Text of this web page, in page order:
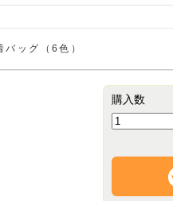
ッグ（6色）
購入数